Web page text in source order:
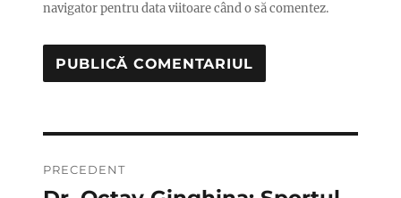
navigator pentru data viitoare când o să comentez.
în
PRECEDENT